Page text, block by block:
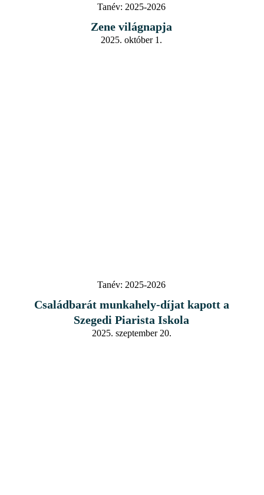
Tanév: 2025-2026
Zene világnapja
2025. október 1.
Tanév: 2025-2026
Családbarát munkahely-díjat kapott a
Szegedi Piarista Iskola
2025. szeptember 20.